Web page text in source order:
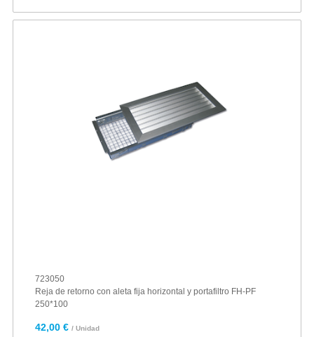
723050
Reja de retorno con aleta fija horizontal y portafiltro FH-PF
250*100
42,00 € / Unidad